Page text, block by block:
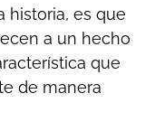
historia, es que
a un hecho
que
de manera